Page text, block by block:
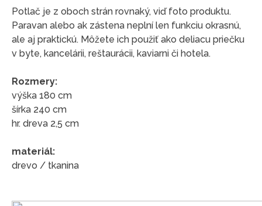
Potlač je z oboch strán rovnaký, viď foto produktu.
Paravan alebo ak zástena neplní len funkciu okrasnú,
ale aj praktickú. Môžete ich použiť ako deliacu priečku
v byte, kancelárii, reštaurácii, kaviarni či hotela.
Rozmery:
výška 180 cm
šírka 240 cm
hr. dreva 2,5 cm
materiál:
drevo / tkanina